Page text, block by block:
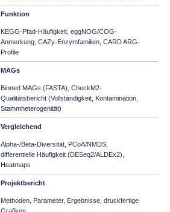
Funktion
KEGG-Pfad-Häufigkeit, eggNOG/COG-
Anmerkung, CAZy-Enzymfamilien, CARD ARG-
Profile
MAGs
Binned MAGs (FASTA), CheckM2-
Qualitätsbericht (Vollständigkeit, Kontamination,
Stammheterogenität)
Vergleichend
Alpha-/Beta-Diversität, PCoA/NMDS,
differentielle Häufigkeit (DESeq2/ALDEx2),
Heatmaps
Projektbericht
Methoden, Parameter, Ergebnisse, druckfertige